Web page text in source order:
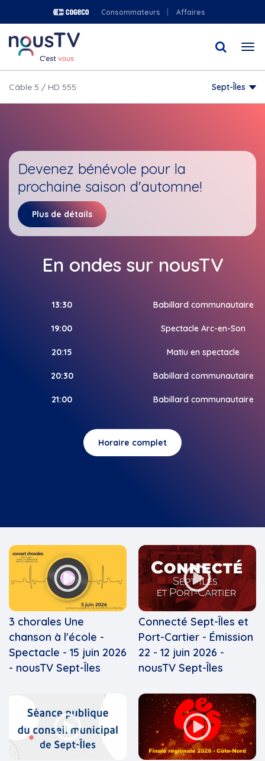
au
contenu
principal
Consommateurs Affaires
Câble 5 / HD 555 Sept-Îles
Devenez bénévole pour la
prochaine saison d'automne!
Plus de détails
En ondes sur nousTV
13:30 Babillard communautaire
19:00 Spectacle Arc-en-Son
20:15 Matiu en spectacle
20:30 Babillard communautaire
21:00 Babillard communautaire
Horaire complet
3 chorales Une
chanson à l'école -
Spectacle - 15 juin 2026
- nousTV Sept-Îles
Connecté Sept-Îles et
Port-Cartier - Émission
22 - 12 juin 2026 -
nousTV Sept-Îles